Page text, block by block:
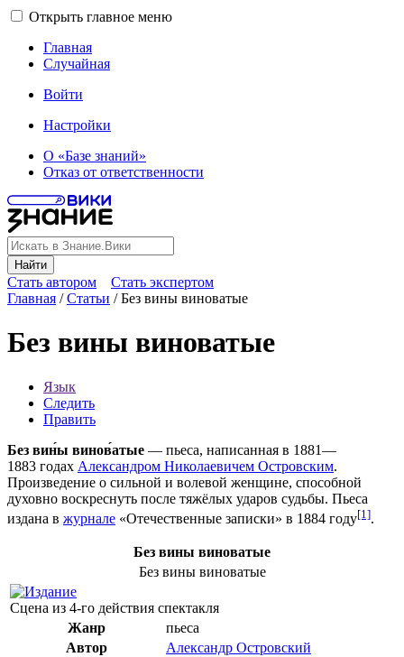
Открыть главное меню
Главная
Случайная
Войти
Настройки
О «Базе знаний»
Отказ от ответственности
Найти
Стать автором
Стать экспертом
Главная /Статьи /Без вины виноватые
Без вины виноватые
Язык
Следить
Править
Без вин́ы винов́атые — пьеса, написанная в 1881—
1883 годах Александром Николаевичем Островским.
Произведение о сильной и волевой женщине, способной
духовно воскреснуть после тяжёлых ударов судьбы. Пьеса
издана в журнале «Отечественные записки» в 1884 году[1].
Без вины виноватые
Без вины виноватые
Сцена из 4-го действия спектакля
Жанр
пьеса
Автор
Александр Островский